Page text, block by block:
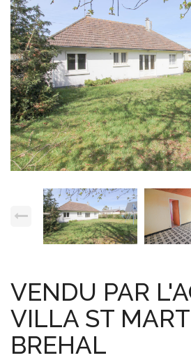
VENDU PAR
VILLA ST
BREHAL